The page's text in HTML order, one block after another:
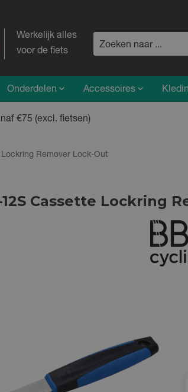
Werkelijk alles
voor de fiets
Onderdelen Accessoires
€75 (excl. fietsen)
Remover Lock-Out
Cassette Lockring